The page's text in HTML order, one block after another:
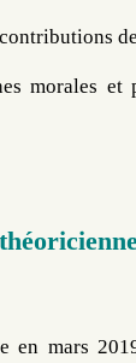
morales
en mars